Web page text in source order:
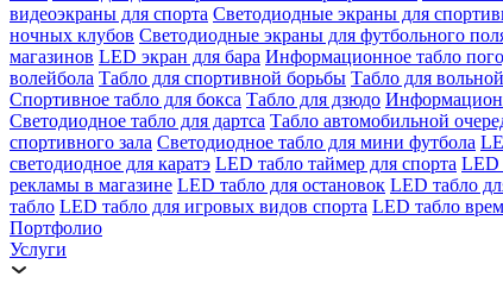
видеоэкраны для спорта Светодиодные экраны для
ночных клубов Светодиодные экраны для футбольного
магазинов LED экран для бара Информационное табло
волейбола Табло для спортивной борьбы Табло для
Спортивное табло для бокса Табло для дзюдо
Светодиодное табло для дартса Табло автомобильной
спортивного зала Светодиодное табло для мини футбола
светодиодное для каратэ LED табло таймер для спорта LED
рекламы в магазине LED табло для остановок LED табло
табло LED табло для игровых видов спорта LED табло
Портфолио
Услуги